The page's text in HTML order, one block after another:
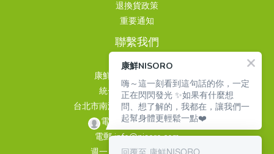
退換貨政策
重要通知
聯繫我們
康鮮國際股份有限公司
統一編號 24939499
台北市南港區重陽路263巷3號4樓
電話 02-26510889
電郵 info@nisoro.com
康鮮NISORO
嗨～這一刻看到這句話的你，一定
正在閃閃發光 ✨如果有什麼想
問、想了解的，我都在，讓我們一
起幫身體更輕鬆一點❤️
回覆至 康鮮NISORO